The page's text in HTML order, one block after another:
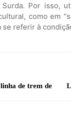
Por isso,
como em
referir à
de trem de